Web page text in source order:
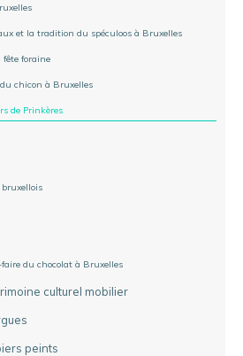
et la tradition du spéculoos à Bruxelles
foraine
chicon à Bruxelles
de Prinkères
du chocolat à Bruxelles
culturel mobilier
peints